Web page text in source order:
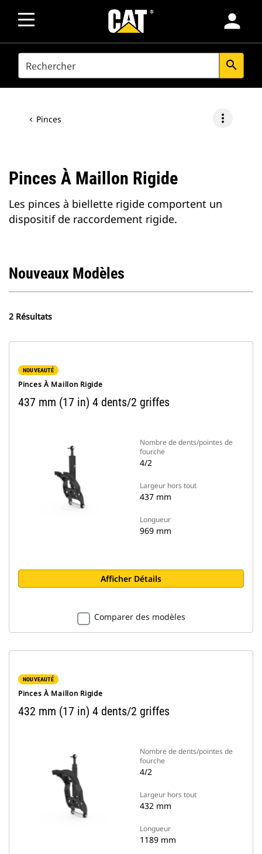
person
SEARCH search
Pinces more_vert
Pinces À Maillon Rigide
Les pinces à biellette rigide comportent un
dispositif de raccordement rigide.
Nouveaux Modèles
2 Résultats
NOUVEAUTÉ
Pinces À Maillon Rigide
437 mm (17 in) 4 dents/2 griffes
Nombre de dents/pointes de
fourche
4/2
Largeur hors tout
437 mm
Longueur
969 mm
Afficher Détails
Comparer des modèles
NOUVEAUTÉ
Pinces À Maillon Rigide
432 mm (17 in) 4 dents/2 griffes
Nombre de dents/pointes de
fourche
4/2
Largeur hors tout
432 mm
Longueur
1189 mm